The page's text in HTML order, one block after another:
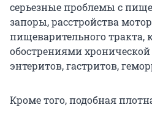
серьезные проблемы с
запоры, расстройства
пищеварительного тракта,
обострениями
энтеритов, гастритов,
Кроме того, подобная